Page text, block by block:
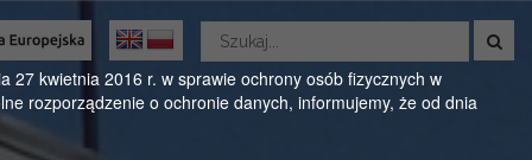
27 kwietnia 2016 r. w sprawie ochrony osób fizycznych w
rozporządzenie o ochronie danych, informujemy, że od dnia
Oficjalny serwis Gminy Parysów
ul. Kościuszki 28, 08-441 Parysów, mazowieckie
Wyszukaj
serwisie